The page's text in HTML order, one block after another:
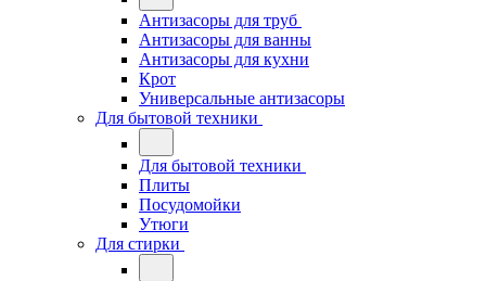
Антизасоры для труб
Антизасоры для ванны
Антизасоры для кухни
Крот
Универсальные антизасоры
Для бытовой техники
Для бытовой техники
Плиты
Посудомойки
Утюги
Для стирки